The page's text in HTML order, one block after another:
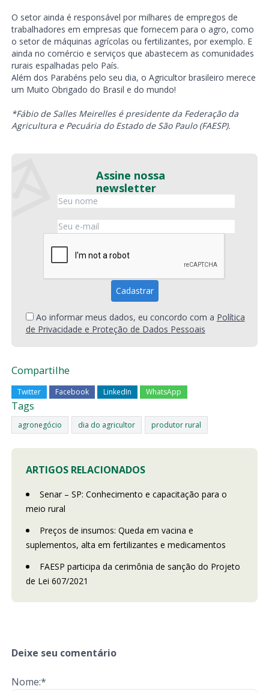
O setor ainda é responsável por milhares de empregos de
trabalhadores em empresas que fornecem para o agro, como
o setor de máquinas agrícolas ou fertilizantes, por exemplo. E
ainda no comércio e serviços que abastecem as comunidades
rurais espalhadas pelo País.
Além dos Parabéns pelo seu dia, o Agricultor brasileiro merece
um Muito Obrigado do Brasil e do mundo!
*Fábio de Salles Meirelles é presidente da Federação da
Agricultura e Pecuária do Estado de São Paulo (FAESP).
Assine nossa
newsletter
Ao informar meus dados, eu concordo com a Política
de Privacidade e Proteção de Dados Pessoais
Compartilhe
Twitter Facebook LinkedIn WhatsApp
Tags
agronegócio dia do agricultor produtor rural
ARTIGOS RELACIONADOS
Senar – SP: Conhecimento e capacitação para o
meio rural
Preços de insumos: Queda em vacina e
suplementos, alta em fertilizantes e medicamentos
FAESP participa da cerimônia de sanção do Projeto
de Lei 607/2021
Deixe seu comentário
Nome:*